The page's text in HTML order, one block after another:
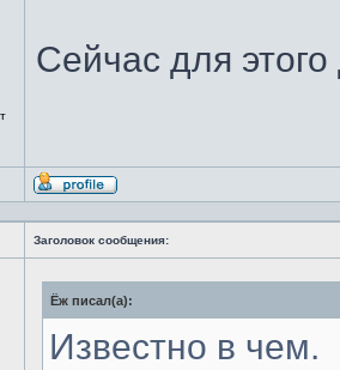
Сейчас для
Профиль
Заголовок сообщения:
Ёж писал(а):
Известно в чем.